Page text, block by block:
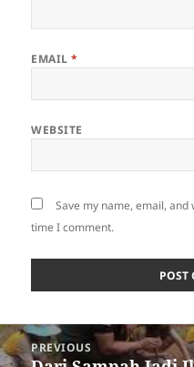
EMAIL*
WEBSITE
Save my name, email,
time I comment.
Post
navigation
PREVIOUS